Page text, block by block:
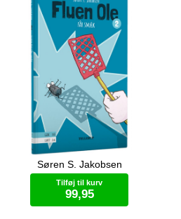
Der står en kage med lys på bordet.
På kagen står der Lise. Det bliver en
god dag i dag, tænker fluen Ole.
Søren S. Jakobsen
Tilføj til kurv
99,95